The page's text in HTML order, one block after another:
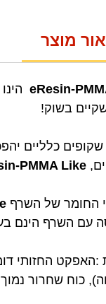
מוצר
eResin-
בשוק!
כלליים
PMMA Like
החומר של השרף
עם השרף הינם